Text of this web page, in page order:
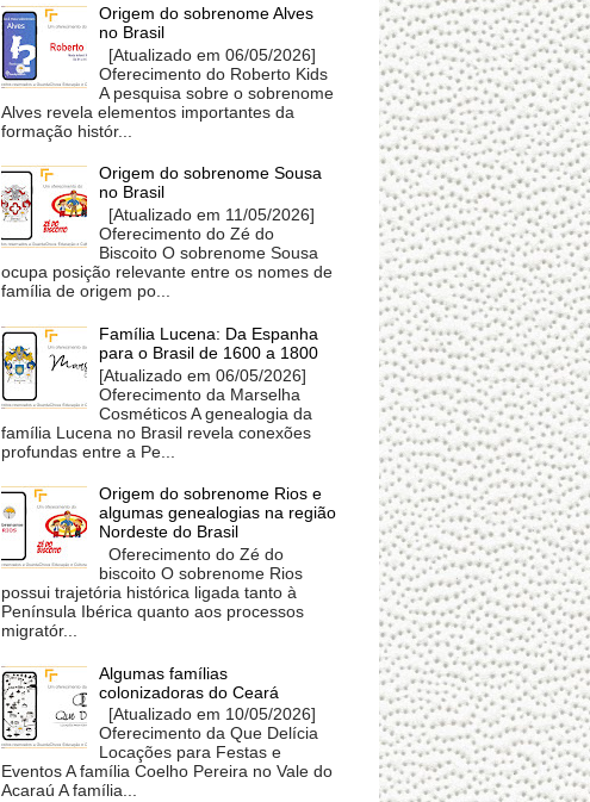
Origem do sobrenome Alves
no Brasil
[Atualizado em 06/05/2026]
Oferecimento do Roberto Kids
A pesquisa sobre o sobrenome
Alves revela elementos importantes da
formação histór...
Origem do sobrenome Sousa
no Brasil
[Atualizado em 11/05/2026]
Oferecimento do Zé do
Biscoito O sobrenome Sousa
ocupa posição relevante entre os nomes de
família de origem po...
Família Lucena: Da Espanha
para o Brasil de 1600 a 1800
[Atualizado em 06/05/2026]
Oferecimento da Marselha
Cosméticos A genealogia da
família Lucena no Brasil revela conexões
profundas entre a Pe...
Origem do sobrenome Rios e
algumas genealogias na região
Nordeste do Brasil
Oferecimento do Zé do
biscoito O sobrenome Rios
possui trajetória histórica ligada tanto à
Península Ibérica quanto aos processos
migratór...
Algumas famílias
colonizadoras do Ceará
[Atualizado em 10/05/2026]
Oferecimento da Que Delícia
Locações para Festas e
Eventos A família Coelho Pereira no Vale do
Acaraú A família...